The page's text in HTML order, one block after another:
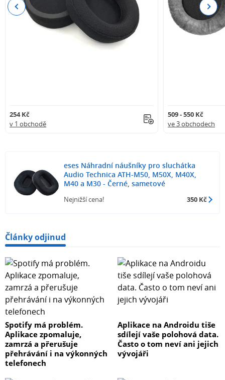
254 Kč
v 1 obchodě
509 - 550 Kč
ve 3 obchodech
Previous Next
eses Náhradní náušníky pro sluchátka
Audio Technica ATH-M50, M50X, M40X,
M40 a M30 - Černé, sametové
Nejnižší cena! 350 Kč
Články odjinud
Spotify má problém.
Aplikace zpomaluje,
zamrzá a přerušuje
přehrávání i na výkonných
telefonech
Aplikace na Androidu tiše
sdílejí vaše polohová data.
Často o tom neví ani jejich
vývojáři